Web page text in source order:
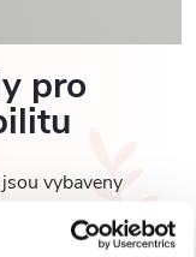
pro
vybaveny
cm a
uchycení skla a